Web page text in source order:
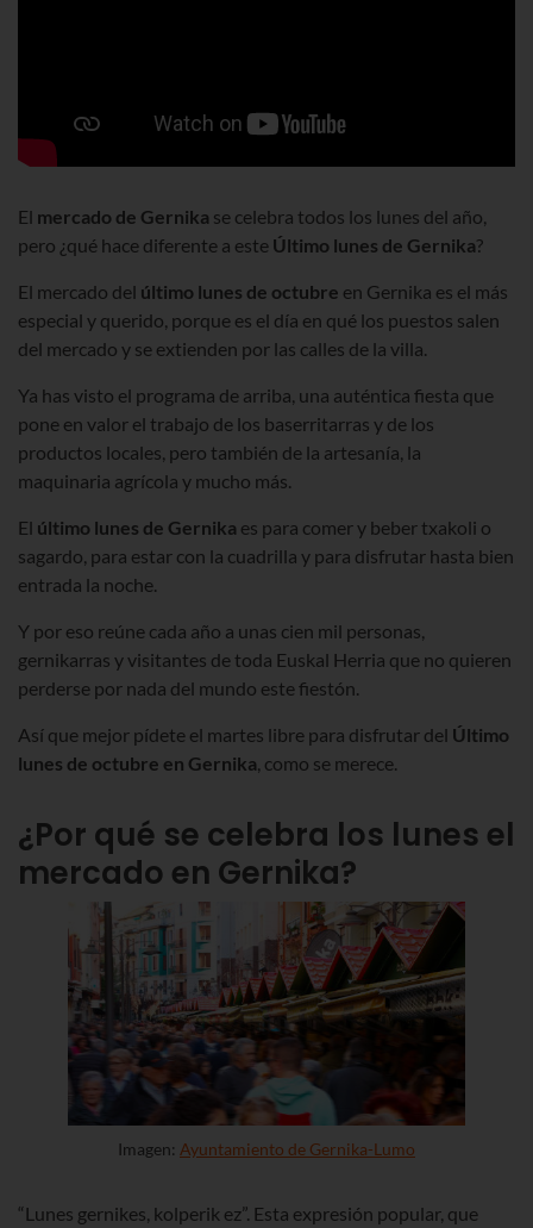
El mercado de Gernika se celebra todos los lunes del año,
pero ¿qué hace diferente a este Último lunes de Gernika?
El mercado del último lunes de octubre en Gernika es el más
especial y querido, porque es el día en qué los puestos salen
del mercado y se extienden por las calles de la villa.
Ya has visto el programa de arriba, una auténtica fiesta que
pone en valor el trabajo de los baserritarras y de los
productos locales, pero también de la artesanía, la
maquinaria agrícola y mucho más.
El último lunes de Gernika es para comer y beber txakoli o
sagardo, para estar con la cuadrilla y para disfrutar hasta bien
entrada la noche.
Y por eso reúne cada año a unas cien mil personas,
gernikarras y visitantes de toda Euskal Herria que no quieren
perderse por nada del mundo este fiestón.
Así que mejor pídete el martes libre para disfrutar del Último
lunes de octubre en Gernika, como se merece.
¿Por qué se celebra los lunes el
mercado en Gernika?
Imagen: Ayuntamiento de Gernika-Lumo
“Lunes gernikes, kolperik ez”. Esta expresión popular, que